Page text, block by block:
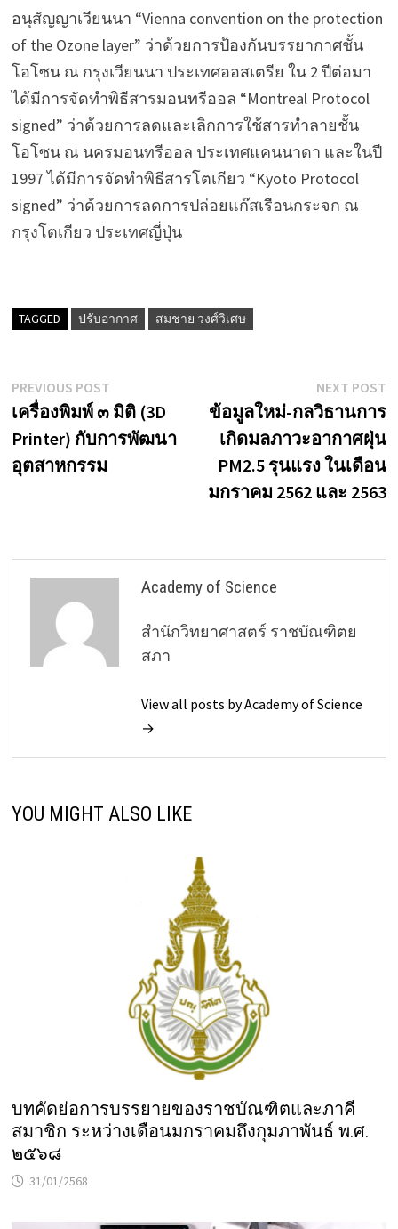
อนุสัญญาเวียนนา “Vienna convention on the protection
of the Ozone layer” ว่าด้วยการป้องกันบรรยากาศชั้น
โอโซน ณ กรุงเวียนนา ประเทศออสเตรีย ใน 2 ปีต่อมา
ได้มีการจัดทำพิธีสารมอนทรีออล “Montreal Protocol
signed” ว่าด้วยการลดและเลิกการใช้สารทำลายชั้น
โอโซน ณ นครมอนทรีออล ประเทศแคนนาดา และในปี
1997 ได้มีการจัดทำพิธีสารโตเกียว “Kyoto Protocol
signed” ว่าด้วยการลดการปล่อยแก๊สเรือนกระจก ณ
กรุงโตเกียว ประเทศญี่ปุ่น
TAGGED ปรับอากาศ สมชาย วงศ์วิเศษ
Post
navigation
PREVIOUS POSTPrevious
post:
เครื่องพิมพ์ ๓ มิติ (3D
Printer) กับการพัฒนา
อุตสาหกรรม
NEXT POST
ข้อมูลใหม่-กลวิธานการ
เกิดมลภาวะอากาศฝุ่น
PM2.5 รุนแรง ในเดือน
มกราคม 2562 และ 2563
Academy of Science
สำนักวิทยาศาสตร์ ราชบัณฑิตย
สภา
View all posts by Academy of Science
→
YOU MIGHT ALSO LIKE
บทคัดย่อการบรรยายของราชบัณฑิตและภาคี
สมาชิก ระหว่างเดือนมกราคมถึงกุมภาพันธ์ พ.ศ.
๒๕๖๘
31/01/2568